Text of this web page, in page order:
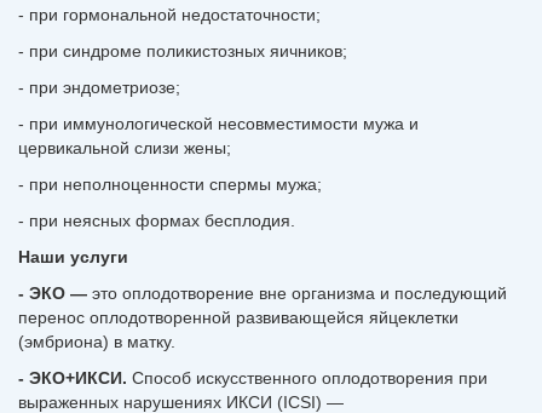
- при гормональной недостаточности;
- при синдроме поликистозных яичников;
- при эндометриозе;
- при иммунологической несовместимости мужа и
цервикальной слизи жены;
- при неполноценности спермы мужа;
- при неясных формах бесплодия.
Наши услуги
- ЭКО — это оплодотворение вне организма и последующий
перенос оплодотворенной развивающейся яйцеклетки
(эмбриона) в матку.
- ЭКО+ИКСИ. Способ искусственного оплодотворения при
выраженных нарушениях ИКСИ (ICSI) —